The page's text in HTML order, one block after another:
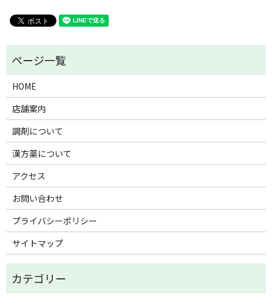
HOME
店舗案内
調剤について
漢方薬について
アクセス
お問い合わせ
プライバシーポリシー
サイトマップ